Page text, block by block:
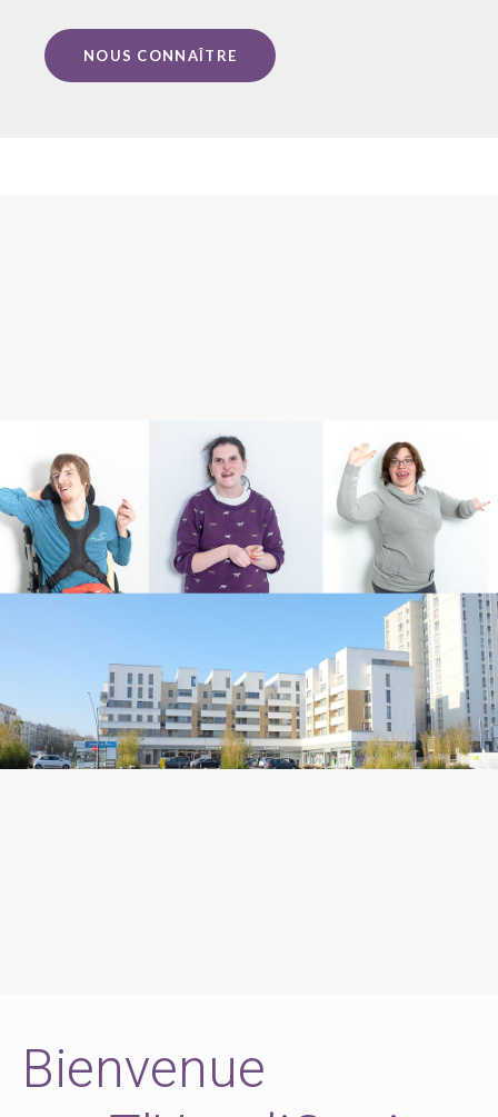
NOUS CONNAÎTRE
Bienvenue